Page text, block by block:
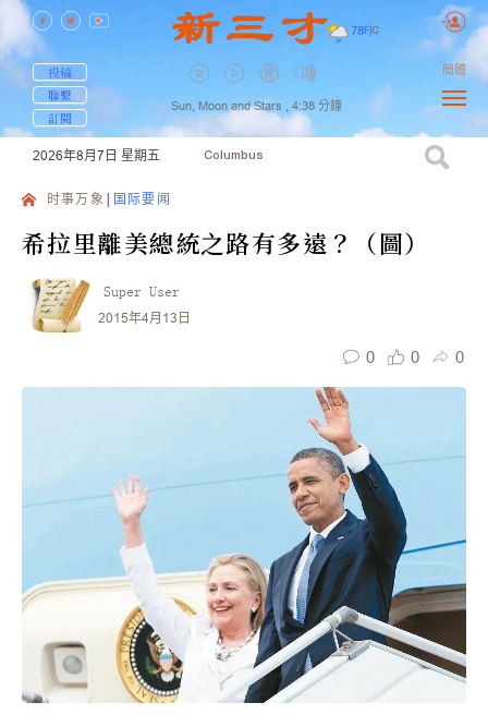
78F| C
投稿
聯繫
訂閱
Sun, Moon and Stars , 4:38 分鐘
簡體
2026年8月7日 星期五 Columbus
时事万象 国际要闻
希拉里離美總統之路有多遠？（圖）
Super User
2015年4月13日
0 0 0